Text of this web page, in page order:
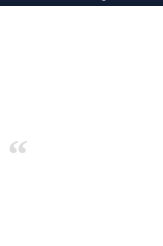
“